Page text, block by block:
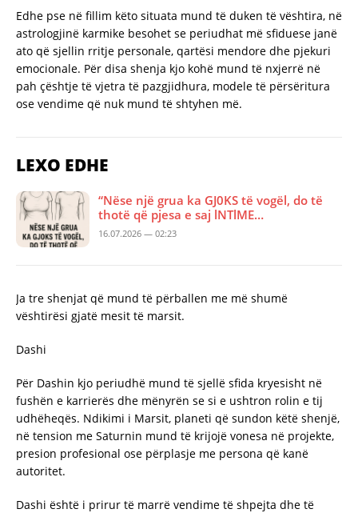
Edhe pse në fillim këto situata mund të duken të vështira, në
astrologjinë karmike besohet se periudhat më sfiduese janë
ato që sjellin rritje personale, qartësi mendore dhe pjekuri
emocionale. Për disa shenja kjo kohë mund të nxjerrë në
pah çështje të vjetra të pazgjidhura, modele të përsëritura
ose vendime që nuk mund të shtyhen më.
LEXO EDHE
“Nëse një grua ka GJ0KS të vogël, do të
thotë që pjesa e saj lNTlME…
16.07.2026 — 02:23
Ja tre shenjat që mund të përballen me më shumë
vështirësi gjatë mesit të marsit.
Dashi
Për Dashin kjo periudhë mund të sjellë sfida kryesisht në
fushën e karrierës dhe mënyrën se si e ushtron rolin e tij
udhëheqës. Ndikimi i Marsit, planeti që sundon këtë shenjë,
në tension me Saturnin mund të krijojë vonesa në projekte,
presion profesional ose përplasje me persona që kanë
autoritet.
Dashi është i prirur të marrë vendime të shpejta dhe të